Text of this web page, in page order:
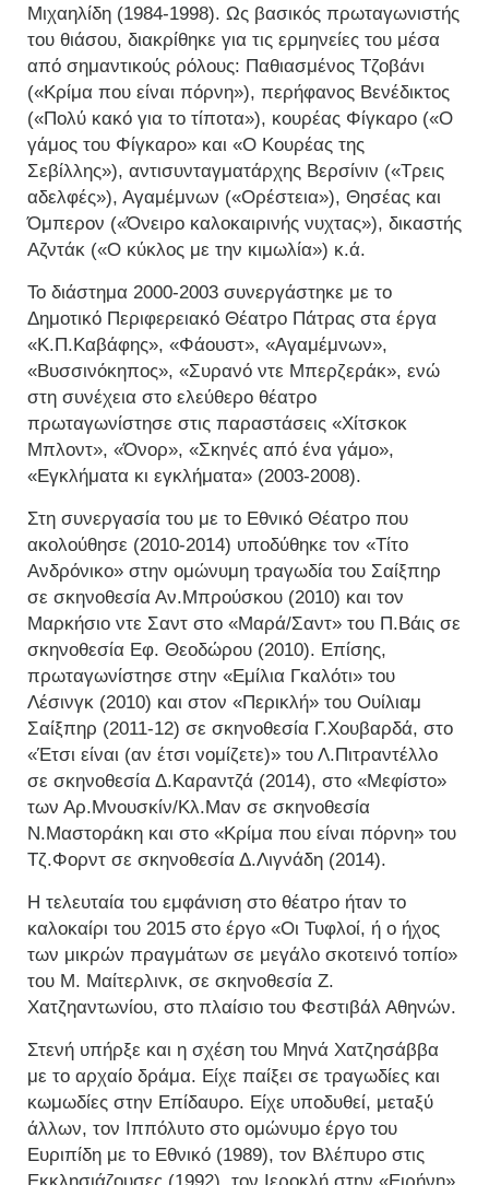
Μιχαηλίδη (1984-1998). Ως βασικός πρωταγωνιστής
του θιάσου, διακρίθηκε για τις ερμηνείες του μέσα
από σημαντικούς ρόλους: Παθιασμένος Τζοβάνι
(«Κρίμα που είναι πόρνη»), περήφανος Βενέδικτος
(«Πολύ κακό για το τίποτα»), κουρέας Φίγκαρο («Ο
γάμος του Φίγκαρο» και «Ο Κουρέας της
Σεβίλλης»), αντισυνταγματάρχης Βερσίνιν («Τρεις
αδελφές»), Αγαμέμνων («Ορέστεια»), Θησέας και
Όμπερον («Όνειρο καλοκαιρινής νυχτας»), δικαστής
Αζντάκ («Ο κύκλος με την κιμωλία») κ.ά.
Το διάστημα 2000-2003 συνεργάστηκε με το
Δημοτικό Περιφερειακό Θέατρο Πάτρας στα έργα
«Κ.Π.Καβάφης», «Φάουστ», «Αγαμέμνων»,
«Βυσσινόκηπος», «Συρανό ντε Μπερζεράκ», ενώ
στη συνέχεια στο ελεύθερο θέατρο
πρωταγωνίστησε στις παραστάσεις «Χίτσκοκ
Μπλοντ», «Όνορ», «Σκηνές από ένα γάμο»,
«Εγκλήματα κι εγκλήματα» (2003-2008).
Στη συνεργασία του με το Εθνικό Θέατρο που
ακολούθησε (2010-2014) υποδύθηκε τον «Τίτο
Ανδρόνικο» στην ομώνυμη τραγωδία του Σαίξπηρ
σε σκηνοθεσία Αν.Μπρούσκου (2010) και τον
Μαρκήσιο ντε Σαντ στο «Μαρά/Σαντ» του Π.Βάις σε
σκηνοθεσία Εφ. Θεοδώρου (2010). Επίσης,
πρωταγωνίστησε στην «Εμίλια Γκαλότι» του
Λέσινγκ (2010) και στον «Περικλή» του Ουίλιαμ
Σαίξπηρ (2011-12) σε σκηνοθεσία Γ.Χουβαρδά, στο
«Έτσι είναι (αν έτσι νομίζετε)» του Λ.Πιτραντέλλο
σε σκηνοθεσία Δ.Καραντζά (2014), στο «Μεφίστο»
των Αρ.Μνουσκίν/Κλ.Μαν σε σκηνοθεσία
Ν.Μαστοράκη και στο «Κρίμα που είναι πόρνη» του
Τζ.Φορντ σε σκηνοθεσία Δ.Λιγνάδη (2014).
Η τελευταία του εμφάνιση στο θέατρο ήταν το
καλοκαίρι του 2015 στο έργο «Οι Τυφλοί, ή ο ήχος
των μικρών πραγμάτων σε μεγάλο σκοτεινό τοπίο»
του Μ. Μαίτερλινκ, σε σκηνοθεσία Ζ.
Χατζηαντωνίου, στο πλαίσιο του Φεστιβάλ Αθηνών.
Στενή υπήρξε και η σχέση του Μηνά Χατζησάββα
με το αρχαίο δράμα. Είχε παίξει σε τραγωδίες και
κωμωδίες στην Επίδαυρο. Είχε υποδυθεί, μεταξύ
άλλων, τον Ιππόλυτο στο ομώνυμο έργο του
Ευριπίδη με το Εθνικό (1989), τον Βλέπυρο στις